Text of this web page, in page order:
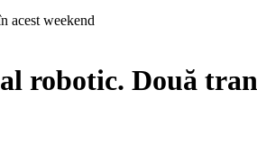
acest weekend
robotic. Două